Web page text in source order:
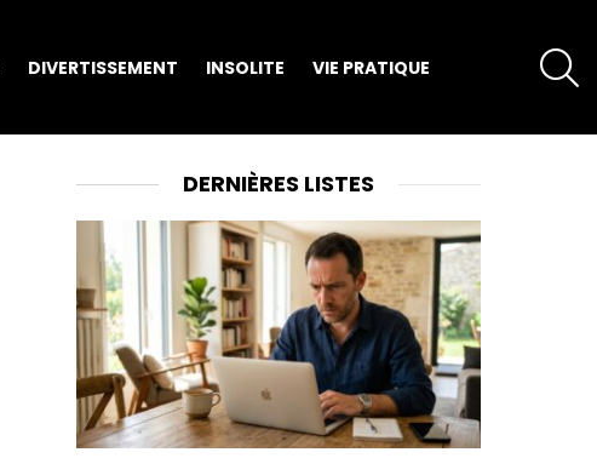
DIVERTISSEMENT INSOLITE VIE PRATIQUE
DERNIÈRES LISTES